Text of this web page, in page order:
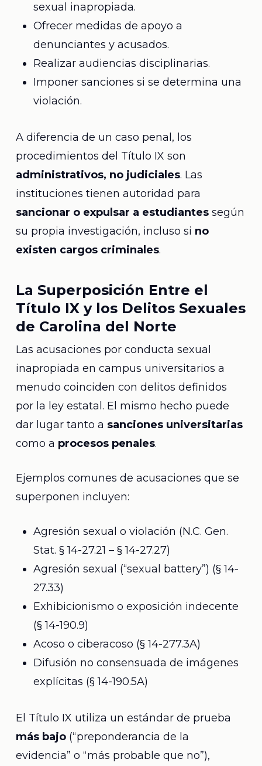
sexual inapropiada.
Ofrecer medidas de apoyo a
denunciantes y acusados.
Realizar audiencias disciplinarias.
Imponer sanciones si se determina una
violación.
A diferencia de un caso penal, los
procedimientos del Título IX son
administrativos, no judiciales. Las
instituciones tienen autoridad para
sancionar o expulsar a estudiantessegún
su propia investigación, incluso si no
existen cargos criminales.
La Superposición Entre el
Título IX y los Delitos Sexuales
de Carolina del Norte
Las acusaciones por conducta sexual
inapropiada en campus universitarios a
menudo coinciden con delitos definidos
por la ley estatal. El mismo hecho puede
dar lugar tanto a sanciones universitarias
como a procesos penales.
Ejemplos comunes de acusaciones que se
superponen incluyen:
Agresión sexual o violación (N.C. Gen.
Stat. § 14-27.21 – § 14-27.27)
Agresión sexual (“sexual battery”) (§ 14-
27.33)
Exhibicionismo o exposición indecente
(§ 14-190.9)
Acoso o ciberacoso (§ 14-277.3A)
Difusión no consensuada de imágenes
explícitas (§ 14-190.5A)
El Título IX utiliza un estándar de prueba
más bajo(“preponderancia de la
evidencia” o “más probable que no”),